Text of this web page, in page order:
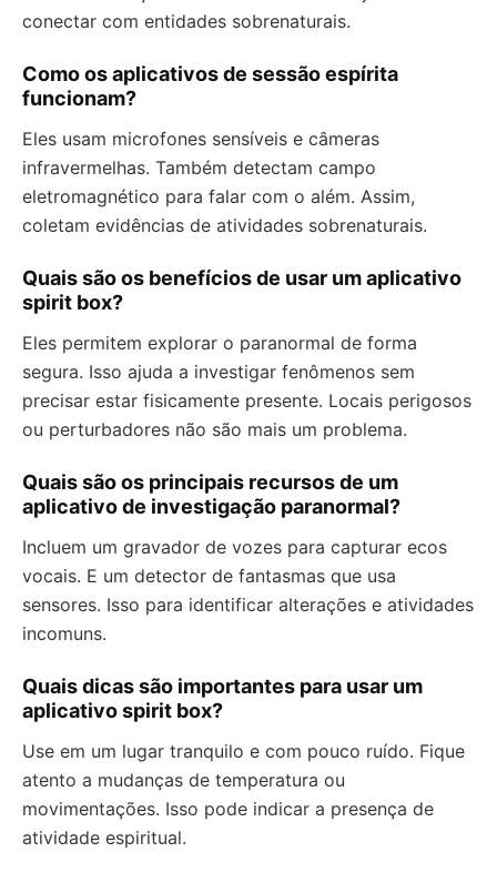
conectar com entidades sobrenaturais.
Como os aplicativos de sessão espírita
funcionam?
Eles usam microfones sensíveis e câmeras
infravermelhas. Também detectam campo
eletromagnético para falar com o além. Assim,
coletam evidências de atividades sobrenaturais.
Quais são os benefícios de usar um aplicativo
spirit box?
Eles permitem explorar o paranormal de forma
segura. Isso ajuda a investigar fenômenos sem
precisar estar fisicamente presente. Locais perigosos
ou perturbadores não são mais um problema.
Quais são os principais recursos de um
aplicativo de investigação paranormal?
Incluem um gravador de vozes para capturar ecos
vocais. E um detector de fantasmas que usa
sensores. Isso para identificar alterações e atividades
incomuns.
Quais dicas são importantes para usar um
aplicativo spirit box?
Use em um lugar tranquilo e com pouco ruído. Fique
atento a mudanças de temperatura ou
movimentações. Isso pode indicar a presença de
atividade espiritual.